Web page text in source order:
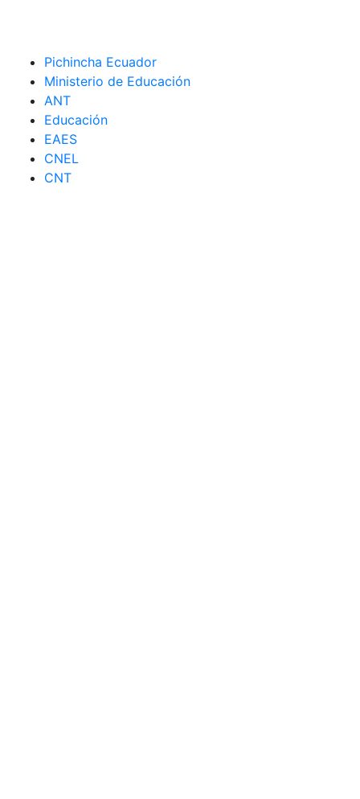
Pichincha Ecuador
Ministerio de Educación
ANT
Educación
EAES
CNEL
CNT